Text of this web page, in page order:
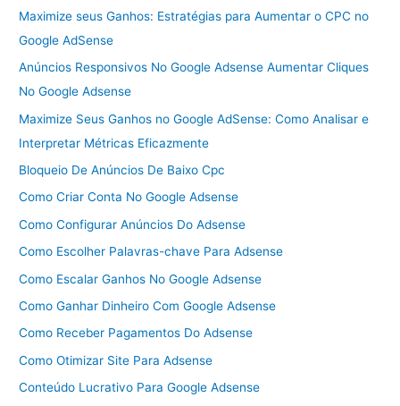
Maximize seus Ganhos: Estratégias para Aumentar o CPC no
Google AdSense
Anúncios Responsivos No Google Adsense Aumentar Cliques
No Google Adsense
Maximize Seus Ganhos no Google AdSense: Como Analisar e
Interpretar Métricas Eficazmente
Bloqueio De Anúncios De Baixo Cpc
Como Criar Conta No Google Adsense
Como Configurar Anúncios Do Adsense
Como Escolher Palavras-chave Para Adsense
Como Escalar Ganhos No Google Adsense
Como Ganhar Dinheiro Com Google Adsense
Como Receber Pagamentos Do Adsense
Como Otimizar Site Para Adsense
Conteúdo Lucrativo Para Google Adsense